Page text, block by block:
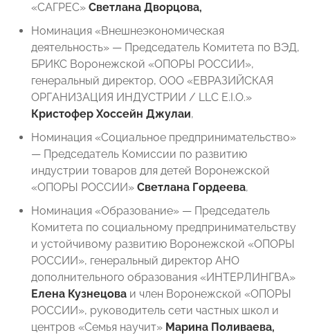
«САГРЕС» Светлана Дворцова,
Номинация «Внешнеэкономическая
деятельность» — Председатель Комитета по ВЭД,
БРИКС Воронежской «ОПОРЫ РОССИИ»,
генеральный директор, ООО «ЕВРАЗИЙСКАЯ
ОРГАНИЗАЦИЯ ИНДУСТРИИ / LLC E.I.O.»
Кристофер Хоссейн Джулаи,
Номинация «Социальное предпринимательство»
— Председатель Комиссии по развитию
индустрии товаров для детей Воронежской
«ОПОРЫ РОССИИ» Светлана Гордеева,
Номинация «Образование» — Председатель
Комитета по социальному предпринимательству
и устойчивому развитию Воронежской «ОПОРЫ
РОССИИ», генеральный директор АНО
дополнительного образования «ИНТЕРЛИНГВА»
Елена Кузнецова и член Воронежской «ОПОРЫ
РОССИИ», руководитель сети частных школ и
центров «Семья научит» Марина Поливаева,